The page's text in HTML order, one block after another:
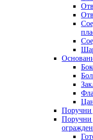
Поручни
Поручни